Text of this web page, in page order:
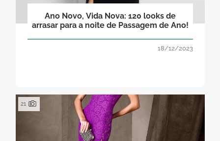
Ano Novo, Vida Nova: 120 looks de
arrasar para a noite de Passagem de Ano!
18/12/2023
21